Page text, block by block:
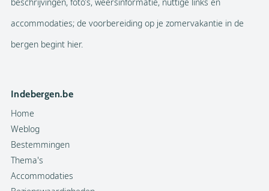
beschrijvingen, foto’s, weersinformatie, nuttige links en
accommodaties; de voorbereiding op je zomervakantie in de
bergen begint hier.
Indebergen.be
Home
Weblog
Bestemmingen
Thema's
Accommodaties